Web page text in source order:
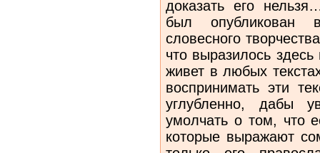
доказать его
был опубликован
словесного
что выразилось
живет в любых
воспринимать эти
углубленно, дабы
умолчать о том, что
которые выражают